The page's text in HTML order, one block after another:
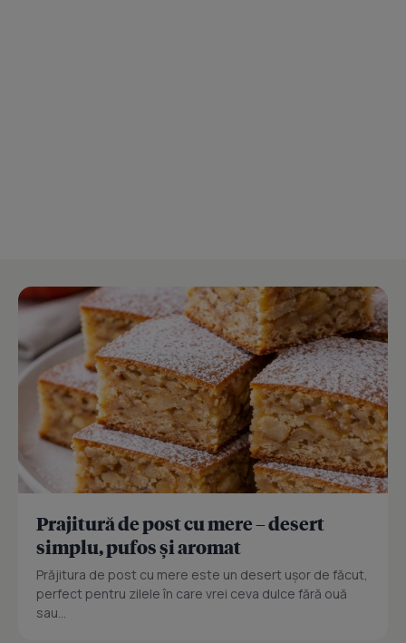
Prajitură de post cu mere – desert
simplu, pufos și aromat
Prăjitura de post cu mere este un desert ușor de făcut,
perfect pentru zilele în care vrei ceva dulce fără ouă
sau...